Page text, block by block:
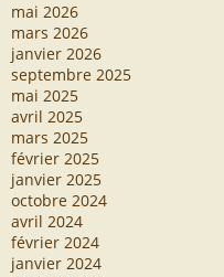
mai 2026
mars 2026
janvier 2026
septembre 2025
mai 2025
avril 2025
mars 2025
février 2025
janvier 2025
octobre 2024
avril 2024
février 2024
janvier 2024